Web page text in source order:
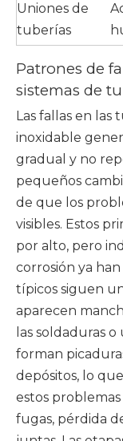
Uniones de
tuberías
Patrones de
sistemas de
Las fallas en las
inoxidable
gradual y no
pequeños
de que los
visibles. Estos
por alto, pero
corrosión ya
típicos siguen
aparecen
las soldaduras
forman
depósitos, lo
estos
fugas, pérdida